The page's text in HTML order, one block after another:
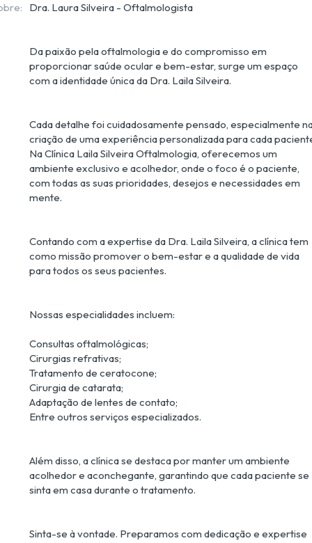
Da paixão pela oftalmologia e do compromisso em
proporcionar saúde ocular e bem-estar, surge um espaço
Cada detalhe foi cuidadosamente pensado, especialmente
criação de uma experiência personalizada para cada
Na Clínica Laila Silveira Oftalmologia, oferecemos um
ambiente exclusivo e acolhedor, onde o foco é o paciente,
com todas as suas prioridades, desejos e necessidades em
Contando com a expertise da Dra. Laila Silveira, a clínica tem
como missão promover o bem-estar e a qualidade de vida
Nossas especialidades incluem:
Consultas oftalmológicas;
Cirurgias refrativas;
Tratamento de ceratocone;
Cirurgia de catarata;
Adaptação de lentes de contato;
Além disso, a clínica se destaca por manter um ambiente
acolhedor e aconchegante, garantindo que cada paciente se
Sinta-se à vontade. Preparamos com dedicação e expertise